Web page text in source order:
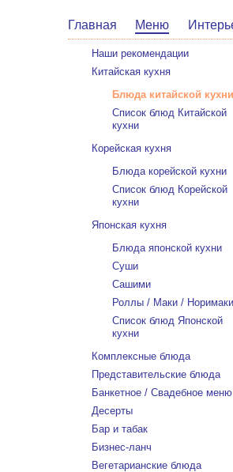
Главная Меню
Наши рекомендации
Китайская кухня
Блюда китайской кухни
Список блюд Китайской
кухни
Корейская кухня
Блюда корейской кухни
Список блюд Корейской
кухни
Японская кухня
Блюда японской кухни
Суши
Сашими
Роллы / Маки / Норимаки
Список блюд Японской
кухни
Комплексные блюда
Представительские блюда
Банкетное / Свадебное меню
Десерты
Бар и табак
Бизнес-ланч
Вегетарианские блюда